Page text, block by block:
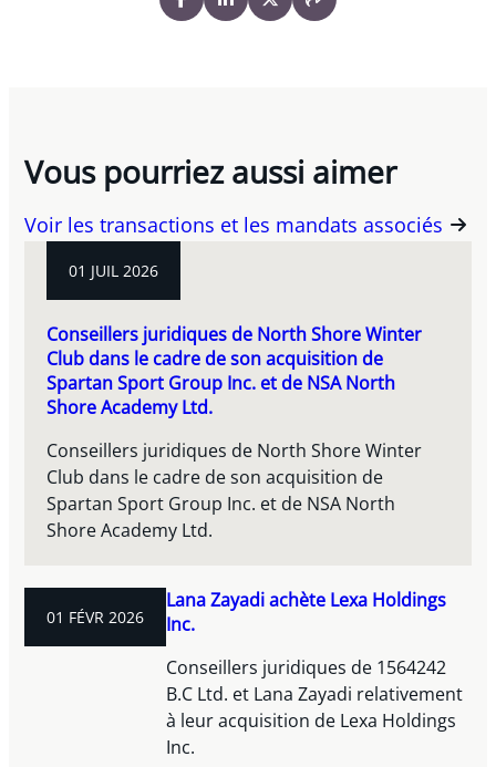
Vous pourriez aussi aimer
Voir les transactions et les mandats associés
01 JUIL 2026
Conseillers juridiques de North Shore Winter
Club dans le cadre de son acquisition de
Spartan Sport Group Inc. et de NSA North
Shore Academy Ltd.
Conseillers juridiques de North Shore Winter
Club dans le cadre de son acquisition de
Spartan Sport Group Inc. et de NSA North
Shore Academy Ltd.
01 FÉVR 2026
Lana Zayadi achète Lexa Holdings
Inc.
Conseillers juridiques de 1564242
B.C Ltd. et Lana Zayadi relativement
à leur acquisition de Lexa Holdings
Inc.